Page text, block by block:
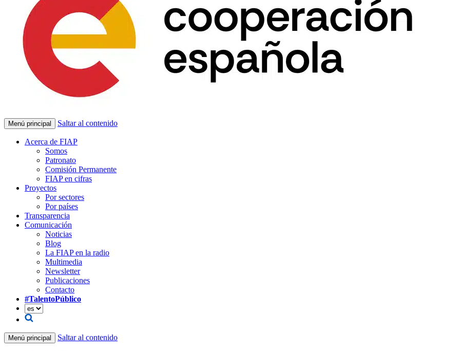
Menú principal Saltar al contenido
Acerca de FIAP
Somos
Patronato
Comisión Permanente
FIAP en cifras
Proyectos
Por sectores
Por países
Transparencia
Comunicación
Noticias
Blog
La FIAP en la radio
Multimedia
Newsletter
Publicaciones
Contacto
#TalentoPúblico
Menú principal Saltar al contenido